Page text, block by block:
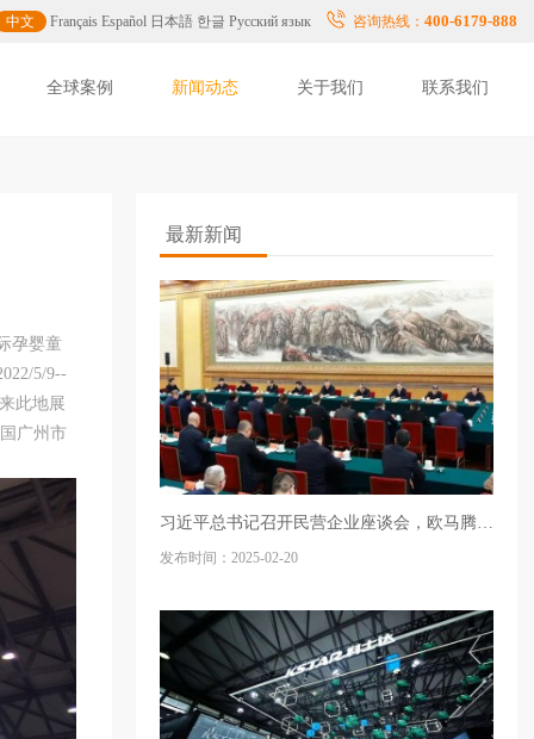
中文 Français Español 日本語 한글 Русский язык 咨询热线： 400-6179-888
全球案例 新闻动态 关于我们 联系我们
孕婴童
5/9--
此地展
广州市
最新新闻
习近平总书记召开民营企业座谈会，欧马腾助力众多参会企业闪耀全球
发布时间：2025-02-20